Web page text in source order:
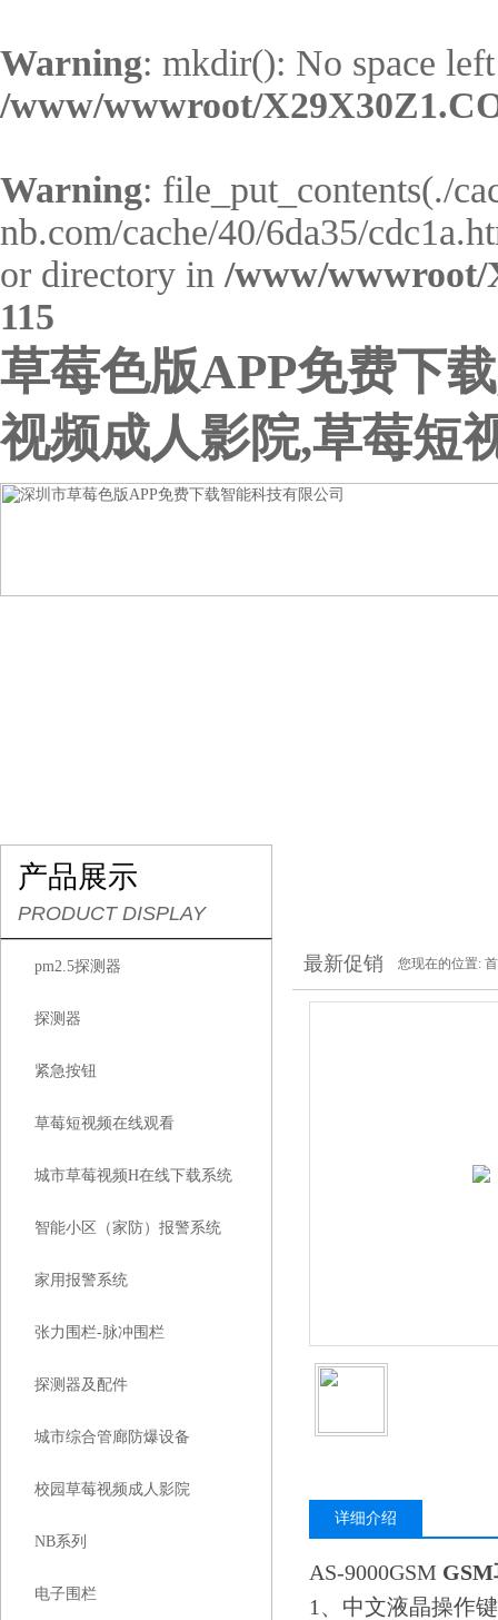
Warning: mkdir(): No space
/www/wwwroot/
Warning: file_put_contents(./
nb.com/cache/40/6da35/
or directory in /www/
115
草莓色版APP免费下
视频成人影院,草莓短
产品展示
PRODUCT DISPLAY
pm2.5探测器
探测器
紧急按钮
草莓短视频在线观看
城市草莓视频H在线下载系统
智能小区（家防）报警系统
家用报警系统
张力围栏-脉冲围栏
探测器及配件
城市综合管廊防爆设备
校园草莓视频成人影院
NB系列
电子围栏
最新促销 您现在的位置:
详细介绍
AS-9000GSM
1、中文液晶操作